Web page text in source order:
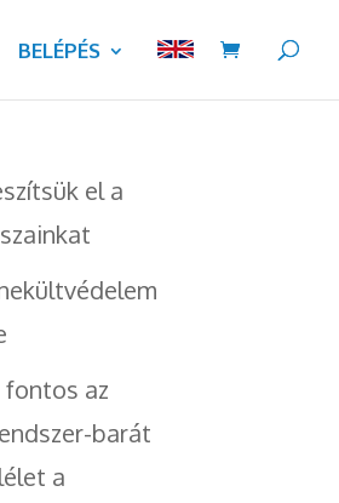
BELÉPÉS
el a
az
barát
a